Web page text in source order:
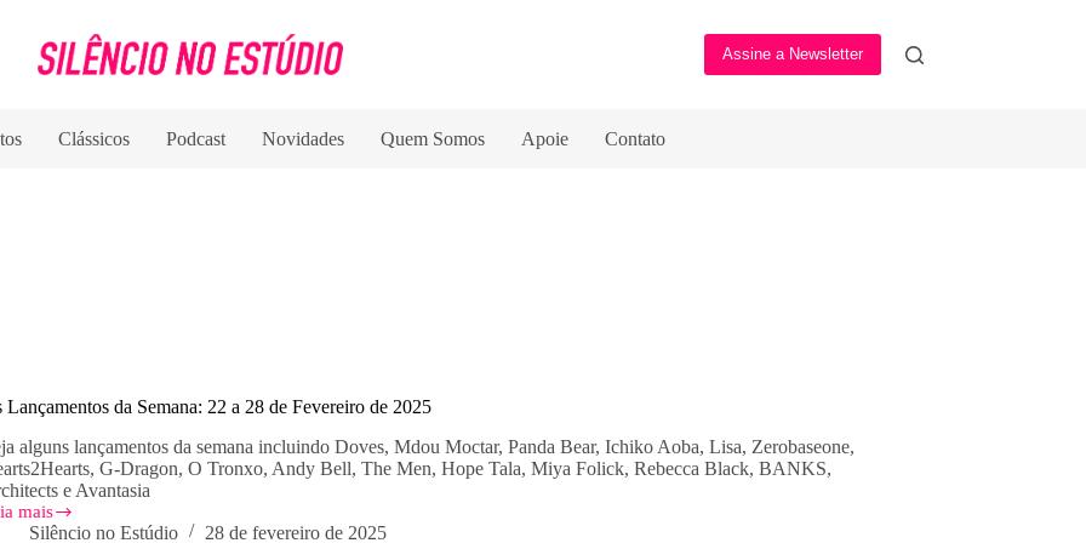
Assine a Newsletter
Clássicos Podcast Novidades Quem Somos Apoie Contato
Lançamentos da Semana: 22 a 28 de Fevereiro de 2025
alguns lançamentos da semana incluindo Doves, Mdou Moctar, Panda Bear, Ichiko Aoba, Lisa, Zerobaseone,
G-Dragon, O Tronxo, Andy Bell, The Men, Hope Tala, Miya Folick, Rebecca Black, BANKS,
e Avantasia
mais
Silêncio no Estúdio 28 de fevereiro de 2025